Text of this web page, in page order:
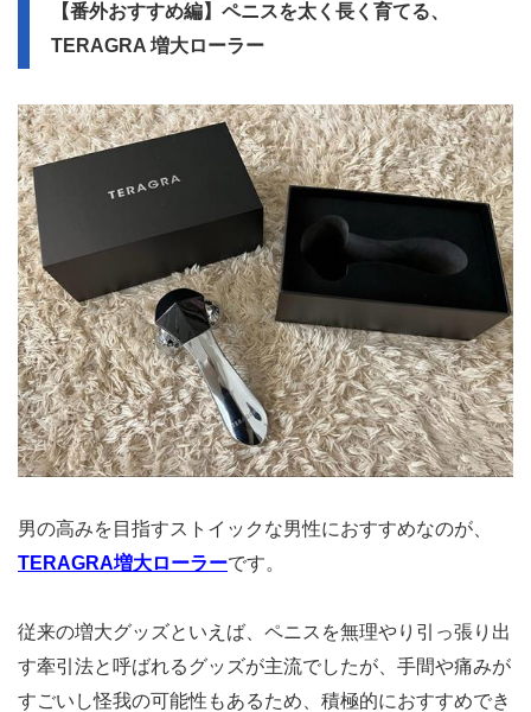
【番外おすすめ編】ペニスを太く長く育てる、
TERAGRA 増大ローラー
男の高みを目指すストイックな男性におすすめなのが、
TERAGRA増大ローラーです。
従来の増大グッズといえば、ペニスを無理やり引っ張り出
す牽引法と呼ばれるグッズが主流でしたが、手間や痛みが
すごいし怪我の可能性もあるため、積極的におすすめでき